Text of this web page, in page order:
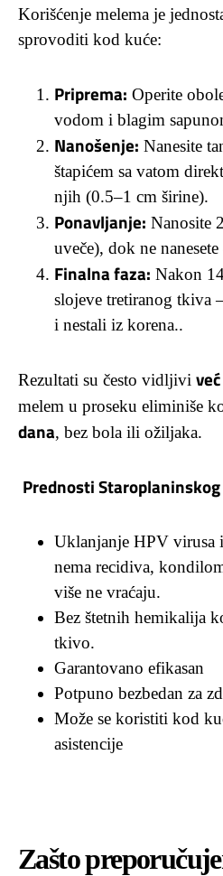
Korišćenje melema je
sprovoditi kod kuće:
Priprema: Operite
vodom i blagim
Nanošenje: Nanesite
štapićem sa vatom
njih (0.5–1 cm širine).
Ponavljanje: Nanosite
uveče), dok ne
Finalna faza: Nakon
slojeve tretiranog tkiva
i nestali iz korena..
Rezultati su često vidljivi
melem u proseku eliminiše
dana, bez bola ili ožiljaka.
Prednosti
Uklanjanje HPV virusa
nema recidiva,
više ne vraćaju.
Bez štetnih hemikalija
tkivo.
Garantovano efikasan
Potpuno bezbedan za
Može se koristiti kod
asistencije
Zašto